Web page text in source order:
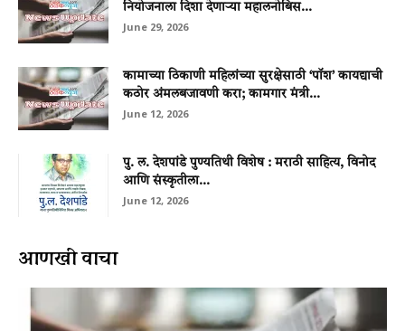
नियोजनाला दिशा देणाऱ्या महालनोबिस...
June 29, 2026
कामाच्या ठिकाणी महिलांच्या सुरक्षेसाठी ‘पॉश’ कायद्याची
कठोर अंमलबजावणी करा; कामगार मंत्री...
June 12, 2026
पु. ल. देशपांडे पुण्यतिथी विशेष : मराठी साहित्य, विनोद
आणि संस्कृतीला...
June 12, 2026
आणखी वाचा